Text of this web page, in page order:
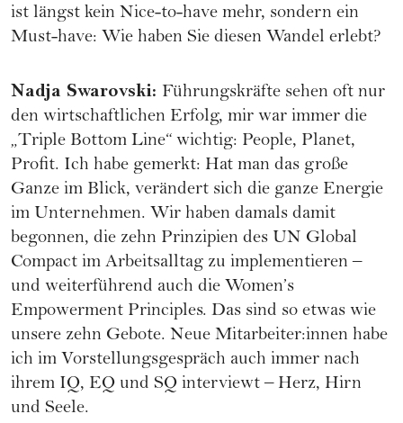
ist längst kein Nice-to-have mehr, sondern ein
Must-have: Wie haben Sie diesen Wandel erlebt?
Nadja Swarovski: Führungskräfte sehen oft nur
den wirtschaftlichen Erfolg, mir war immer die
„Triple Bottom Line“ wichtig: People, Planet,
Profit. Ich habe gemerkt: Hat man das große
Ganze im Blick, verändert sich die ganze Energie
im Unternehmen. Wir haben damals damit
begonnen, die zehn Prinzipien des UN Global
Compact im Arbeitsalltag zu implementieren –
und weiterführend auch die Women’s
Empowerment Principles. Das sind so etwas wie
unsere zehn Gebote. Neue Mitarbeiter:innen habe
ich im Vorstellungsgespräch auch immer nach
ihrem IQ, EQ und SQ interviewt – Herz, Hirn
und Seele.